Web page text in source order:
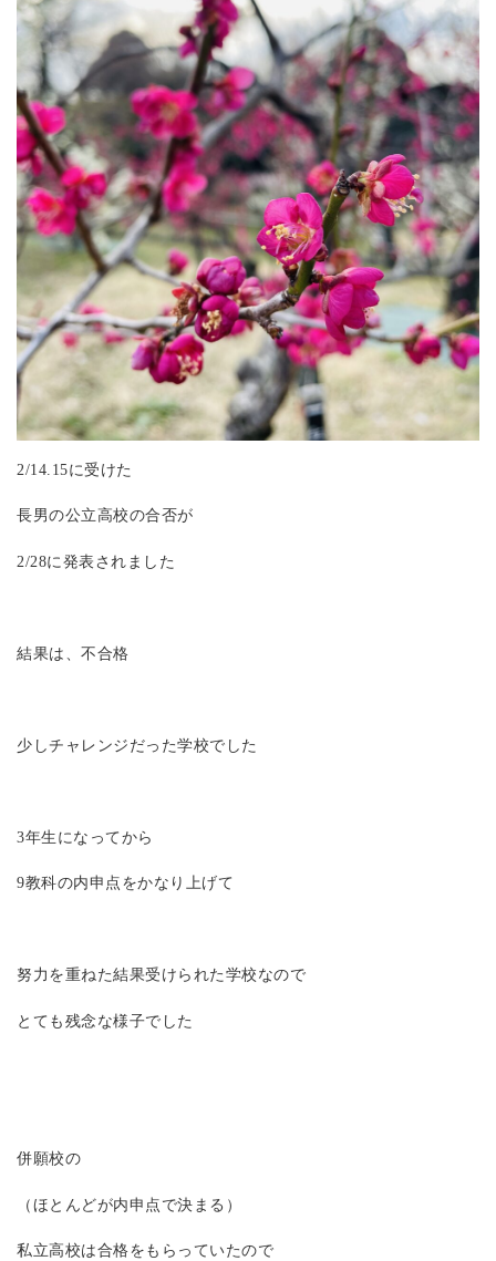
2/14.15に受けた
長男の公立高校の合否が
2/28に発表されました
結果は、不合格
少しチャレンジだった学校でした
3年生になってから
9教科の内申点をかなり上げて
努力を重ねた結果受けられた学校なので
とても残念な様子でした
併願校の
（ほとんどが内申点で決まる）
私立高校は合格をもらっていたので